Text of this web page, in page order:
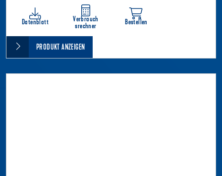
Datenblatt
Verbrauch
srechner
Bestellen
PRODUKT ANZEIGEN